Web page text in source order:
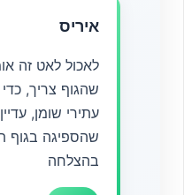
איריס
לאכול לאט זה
שהגוף צריך,
עתירי שומן,
שהספיגה בגוף
בהצלחה